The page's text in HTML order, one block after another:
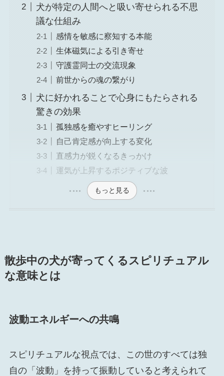
犬が特定の人間へと吸い寄せられる不思
議な仕組み
感情を敏感に察知する本能
生体磁気による引き寄せ
守護霊同士の交流現象
前世からの魂の繋がり
犬に好かれることで心身にもたらされる
驚きの効果
孤独感を癒やすヒーリング
自己肯定感が向上する変化
直感力が鋭くなるきっかけ
運気が上昇するポジティブな波
もっと見る
散歩中の犬が寄ってくるスピリチュアル
な意味とは
波動エネルギーへの共鳴
スピリチュアルな視点では、この世のすべては独
自の「波動」を持って振動していると考えられて